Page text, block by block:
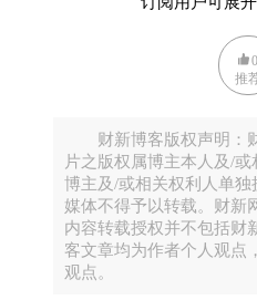
很接地气，且应用较广（
一规律预测，2025年诺贝
十拿九稳型项目：GLP-1的
内的多种疾病治疗
1. 获奖概率：85%
0
推
财新博客版权声明：财
片之版权属博主本人及/
博主及/或相关权利人单独
媒体不得予以转载。财新
内容转载授权并不包括财
客文章均为作者个人观点
观点。